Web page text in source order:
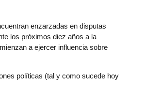
enzarzadas en disputas
los próximos diez años a la
a ejercer influencia sobre
políticas (tal y como sucede hoy